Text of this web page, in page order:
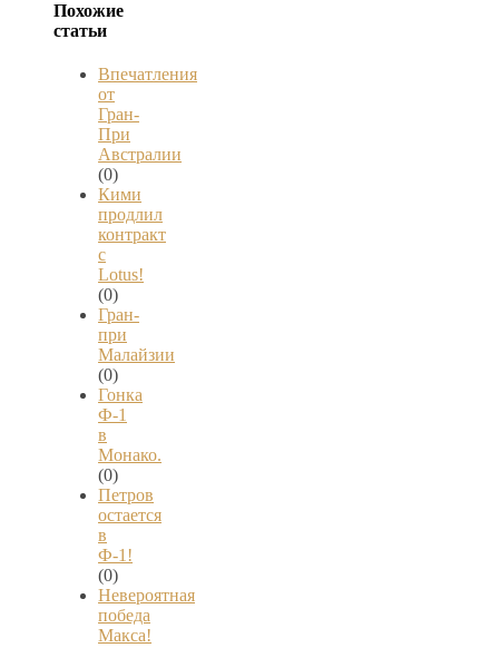
Похожие
статьи
Впечатления
от
Гран-
При
Австралии
(0)
Кими
продлил
контракт
с
Lotus!
(0)
Гран-
при
Малайзии
(0)
Гонка
Ф-1
в
Монако.
(0)
Петров
остается
в
Ф-1!
(0)
Невероятная
победа
Макса!